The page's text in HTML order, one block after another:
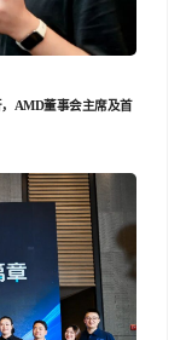
AMD董事会主席及首